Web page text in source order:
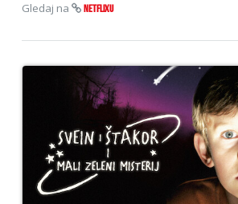
Gledaj na
NETFLIXU